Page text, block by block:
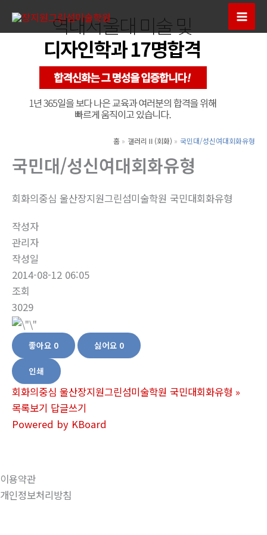
Main
홈 갤러리Ⅱ(회화) 국민대/성신여대회화유형
국민대/성신여대회화유형
회화의중심 울산장지원그린섬미술학원 국민대회화유형
작성자
관리자
작성일
2014-08-12 06:05
조회
3029
좋아요 0 싫어요 0
인쇄
회화의중심 울산장지원그린섬미술학원 국민대회화유형 »
목록보기 답글쓰기
Powered by KBoard
이용약관
개인정보처리방침